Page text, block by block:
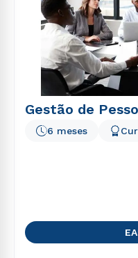
Gestão de
6 meses